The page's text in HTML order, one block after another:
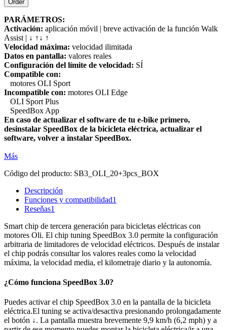
PARÁMETROS:
Activación: aplicación móvil | breve activación de la función Walk
Assist | ↓ ↑↓ ↑
Velocidad máxima: velocidad ilimitada
Datos en pantalla: valores reales
Configuración del límite de velocidad: SÍ
Compatible con:
motores OLI Sport
Incompatible con: motores OLI Edge
OLI Sport Plus
SpeedBox App
En caso de actualizar el software de tu e-bike primero,
desinstalar SpeedBox de la bicicleta eléctrica, actualizar el
software, volver a instalar SpeedBox.
Más
Código del producto: SB3_OLI_20+3pcs_BOX
Descripción
Funciones y compatibilidad1
Reseňas1
Smart chip de tercera generación para bicicletas eléctricas con
motores Oli. El chip tuning SpeedBox 3.0 permite la configuración
arbitraria de limitadores de velocidad eléctricos. Después de instalar
el chip podrás consultar los valores reales como la velocidad
máxima, la velocidad media, el kilometraje diario y la autonomía.
¿Cómo funciona SpeedBox 3.0?
Puedes activar el chip SpeedBox 3.0 en la pantalla de la bicicleta
eléctrica.El tuning se activa/desactiva presionando prolongadamente
el botón ↓. La pantalla muestra brevemente 9,9 km/h (6,2 mph) y a